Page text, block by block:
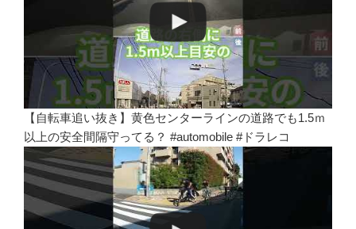
【自転車追い抜き】黄色センターラインの道路でも1.5ｍ
以上の安全間隔守ってる？ #automobile #ドラレコ